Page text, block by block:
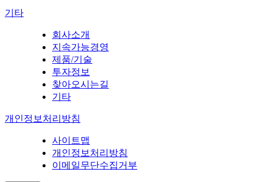
기타
회사소개
지속가능경영
제품/기술
투자정보
찾아오시는길
기타
개인정보처리방침
사이트맵
개인정보처리방침
이메일무단수집거부